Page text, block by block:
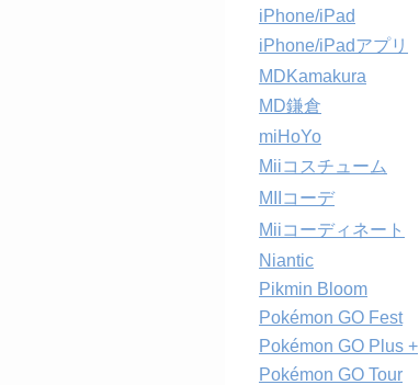
iPhone/iPad
iPhone/iPadアプリ
MDKamakura
MD鎌倉
miHoYo
Miiコスチューム
MIIコーデ
Miiコーディネート
Niantic
Pikmin Bloom
Pokémon GO Fest
Pokémon GO Plus +
Pokémon GO Tour